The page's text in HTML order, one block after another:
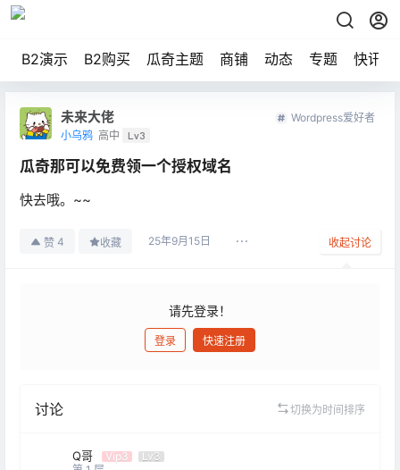
B2演示 B2购买 瓜奇主题 商铺 动态 专题 快讯
未来大佬
小乌鸦 高中 Lv3
Wordpress爱好者
瓜奇那可以免费领一个授权域名
快去哦。~~
赞 4 收藏 25年9月15日 收起讨论
请先登录！
登录 快速注册
讨论 切换为时间排序
Q哥 Vip3
Lv3